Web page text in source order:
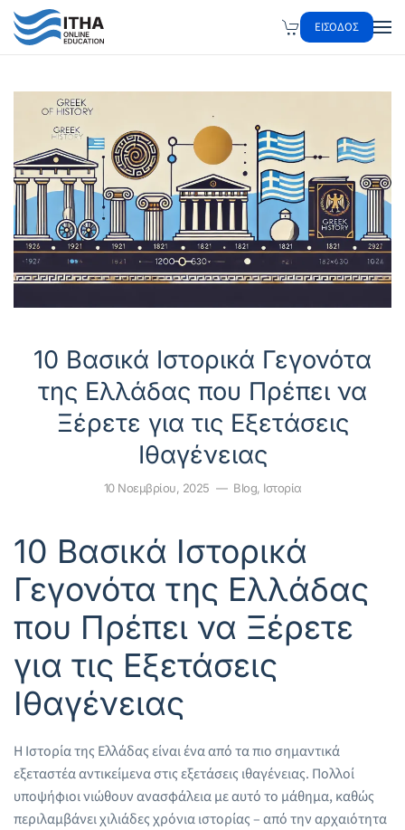
ΕΙΣΟΔΟΣ
10 Βασικά Ιστορικά Γεγονότα
της Ελλάδας που Πρέπει να
Ξέρετε για τις Εξετάσεις
Ιθαγένειας
10 Νοεμβρίου, 2025 — Blog, Ιστορία
10 Βασικά Ιστορικά
Γεγονότα της Ελλάδας
που Πρέπει να Ξέρετε
για τις Εξετάσεις
Ιθαγένειας
Η Ιστορία της Ελλάδας είναι ένα από τα πιο σημαντικά
εξεταστέα αντικείμενα στις εξετάσεις ιθαγένειας. Πολλοί
υποψήφιοι νιώθουν ανασφάλεια με αυτό το μάθημα, καθώς
περιλαμβάνει χιλιάδες χρόνια ιστορίας – από την αρχαιότητα